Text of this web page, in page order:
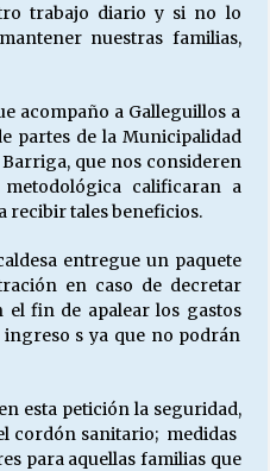
trabajo diario y si no lo
nuestras familias,
acompaño a Galleguillos a
partes de la Municipalidad
que nos consideren
calificaran a
recibir tales beneficios.
entregue un paquete
en caso de decretar
el fin de apalear los gastos
s ya que no podrán
esta petición la seguridad,
cordón sanitario; medidas
para aquellas familias que